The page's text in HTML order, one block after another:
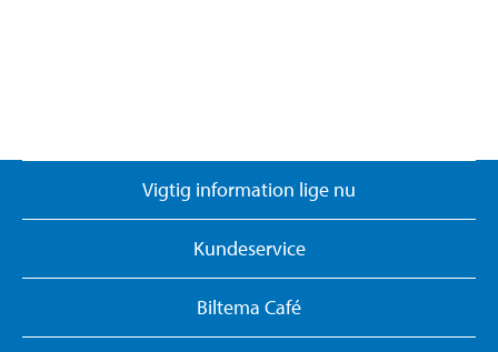
Vigtig information lige nu
Kundeservice
Biltema Café